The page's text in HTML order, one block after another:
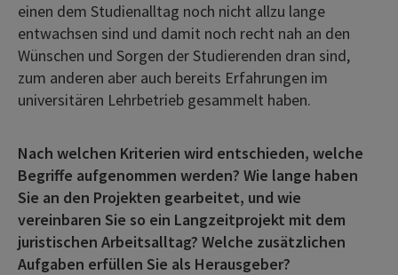
einen dem Studienalltag noch nicht allzu lange
entwachsen sind und damit noch recht nah an den
Wünschen und Sorgen der Studierenden dran sind,
zum anderen aber auch bereits Erfahrungen im
universitären Lehrbetrieb gesammelt haben.
Nach welchen Kriterien wird entschieden, welche
Begriffe aufgenommen werden? Wie lange haben
Sie an den Projekten gearbeitet, und wie
vereinbaren Sie so ein Langzeitprojekt mit dem
juristischen Arbeitsalltag? Welche zusätzlichen
Aufgaben erfüllen Sie als Herausgeber?